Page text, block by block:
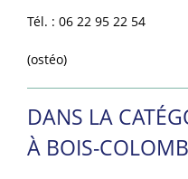
Tél. : 06 22 95 22 54
(ostéo)
DANS LA
À BOIS-